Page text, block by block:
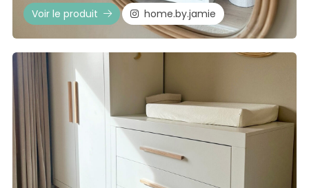
Voir le produit home.by.jamie